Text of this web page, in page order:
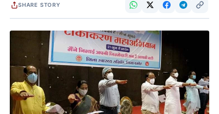
SHARE STORY